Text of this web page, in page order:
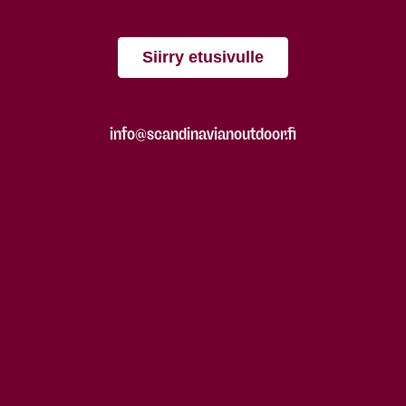
Siirry etusivulle
info@scandinavianoutdoor.fi